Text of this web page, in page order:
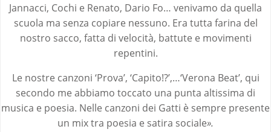
Jannacci, Cochi e Renato, Dario Fo… venivamo da quella
scuola ma senza copiare nessuno. Era tutta farina del
nostro sacco, fatta di velocità, battute e movimenti
repentini.
Le nostre canzoni ‘Prova’, ‘Capito!?’,…‘Verona Beat’, qui
secondo me abbiamo toccato una punta altissima di
musica e poesia. Nelle canzoni dei Gatti è sempre presente
un mix tra poesia e satira sociale».